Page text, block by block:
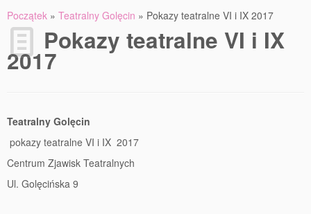
30 lat Galerii Sztuki w Mosinie
77 Dekad Miasta Poznania
Początek » Teatralny Golęcin » Pokazy teatralne VI i IX 2017
Pokazy teatralne VI i IX
2017
Teatralny Golęcin
pokazy teatralne VI i IX 2017
Centrum Zjawisk Teatralnych
Ul. Golęcińska 9